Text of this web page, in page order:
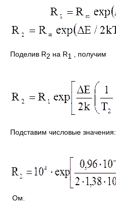
Поделив R2 на R1 , получим
Подставим числовые значения:
Ом.